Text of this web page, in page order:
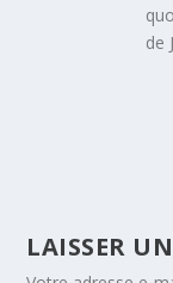
de
LAISSER